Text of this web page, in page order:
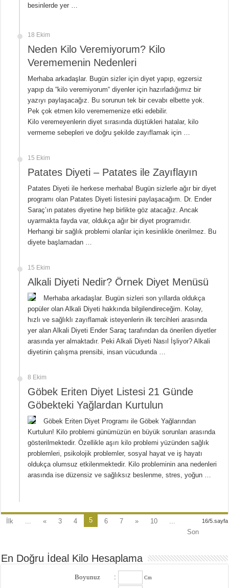
besinlerde yer …
18 Ekim
Neden Kilo Veremiyorum? Kilo
Verememenin Nedenleri
Merhaba arkadaşlar. Bugün sizler için diyet yapıp, egzersiz
yapıp da “kilo veremiyorum“ diyenler için hazırladığımız bir
yazıyı paylaşacağız. Bu sorunun tek bir cevabı elbette yok.
Pek çok etmen kilo verememenize etki edebilir.
Kilo veremeyenlerin diyet sırasında düştükleri hatalar, kilo
vermeme sebepleri ve doğru şekilde zayıflamak için …
15 Ekim
Patates Diyeti – Patates ile Zayıflayın
Patates Diyeti ile herkese merhaba! Bugün sizlerle ağır bir diyet
programı olan Patates Diyeti listesini paylaşacağım. Dr. Ender
Saraç’ın patates diyetine hep birlikte göz atacağız. Ancak
uyarmakta fayda var, oldukça ağır bir diyet programıdır.
Herhangi bir sağlık problemi olanlar için kesinlikle önerilmez. Bu
diyete başlamadan …
15 Ekim
Alkali Diyeti Nedir? Örnek Diyet Menüsü
Merhaba arkadaşlar. Bugün sizleri son yıllarda oldukça
popüler olan Alkali Diyeti hakkında bilgilendireceğim. Kolay,
hızlı ve sağlıklı zayıflamak isteyenlerin ilk tercihleri arasında
yer alan Alkali Diyeti Ender Saraç tarafından da önerilen diyetler
arasında yer almaktadır. Peki Alkali Diyeti Nasıl İşliyor? Alkali
diyetinin çalışma prensibi, insan vücudunda …
8 Ekim
Göbek Eriten Diyet Listesi 21 Günde
Göbekteki Yağlardan Kurtulun
Göbek Eriten Diyet Programı ile Göbek Yağlarından
Kurtulun! Kilo problemi günümüzün en büyük sorunları arasında
gösterilmektedir. Özellikle aşırı kilo problemi yüzünden sağlık
problemleri, psikolojik problemler, sosyal hayat ve iş hayatı
oldukça olumsuz etkilenmektedir. Kilo probleminin ana nedenleri
arasında ise düzensiz ve sağlıksız beslenme, stres, yoğun …
16/5.sayfa
İlk ... « 3 4 5 6 7 » 10
...
Son
En Doğru İdeal Kilo Hesaplama
Boyunuz : Cm